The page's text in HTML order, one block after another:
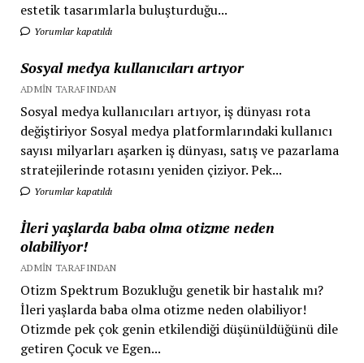
estetik tasarımlarla buluşturduğu...
Yorumlar kapatıldı
Sosyal medya kullanıcıları artıyor
ADMIN TARAFINDAN
Sosyal medya kullanıcıları artıyor, iş dünyası rota
değiştiriyor Sosyal medya platformlarındaki kullanıcı
sayısı milyarları aşarken iş dünyası, satış ve pazarlama
stratejilerinde rotasını yeniden çiziyor. Pek...
Yorumlar kapatıldı
İleri yaşlarda baba olma otizme neden
olabiliyor!
ADMIN TARAFINDAN
Otizm Spektrum Bozukluğu genetik bir hastalık mı?
İleri yaşlarda baba olma otizme neden olabiliyor!
Otizmde pek çok genin etkilendiği düşünüldüğünü dile
getiren Çocuk ve Egen...